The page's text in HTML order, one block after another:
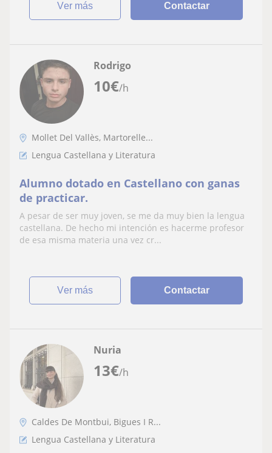
ver más Contactar
10€/h
Rodrigo
Mollet Del Vallès, Martorelle...
Lengua Castellana y Literatura
Alumno dotado en Castellano con ganas
de practicar.
A pesar de ser muy joven, se me da muy bien la lengua
castellana. De hecho mi intención es hacerme profesor
de esa misma materia una vez cr...
ver más Contactar
13€/h
Nuria
Caldes De Montbui, Bigues I R...
Lengua Castellana y Literatura